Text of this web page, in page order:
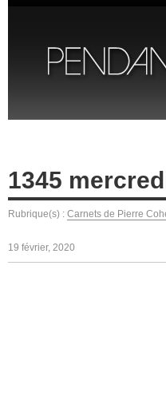
1345
Rubrique(s) : Carnets de Pierre
19 février, 2020